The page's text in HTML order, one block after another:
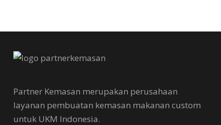
Partner Kemasan merupakan perusahaan
layanan pembuatan kemasan makanan custom
untuk UKM Indonesia.